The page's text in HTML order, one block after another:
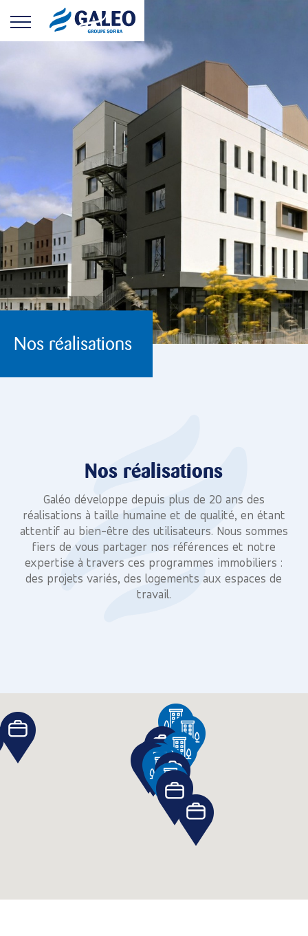
Nos réalisations
Nos réalisations
Galéo développe depuis plus de 20 ans des
réalisations à taille humaine et de qualité, en étant
attentif au bien-être des utilisateurs. Nous sommes
fiers de vous partager nos références et notre
expertise à travers ces programmes immobiliers :
des projets variés, des logements aux espaces de
travail.